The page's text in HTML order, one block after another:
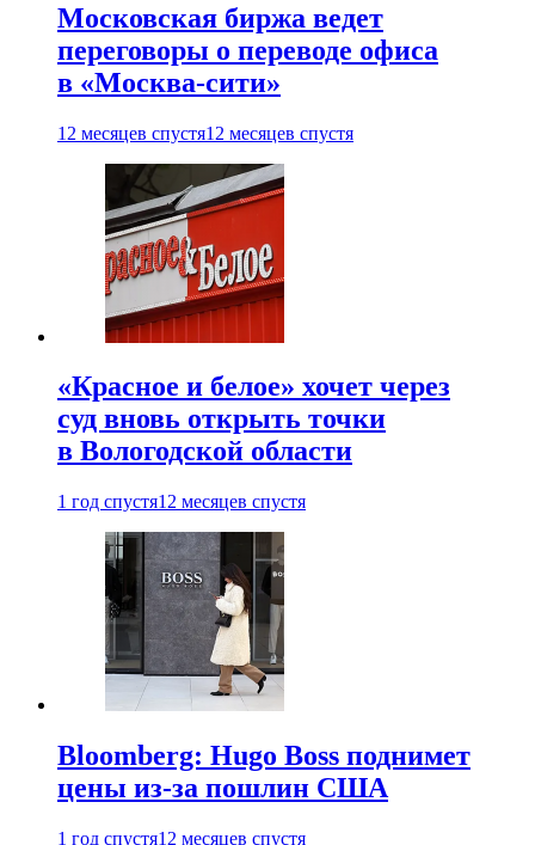
Московская биржа ведет
переговоры о переводе офиса
в «Москва-сити»
12 месяцев спустя12 месяцев спустя
«Красное и белое» хочет через
суд вновь открыть точки
в Вологодской области
1 год спустя12 месяцев спустя
Bloomberg: Hugo Boss поднимет
цены из-за пошлин США
1 год спустя12 месяцев спустя